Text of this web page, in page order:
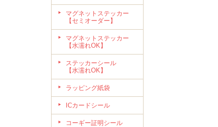
マグネットステッカー
【セミオーダー】
マグネットステッカー
【水濡れOK】
ステッカーシール
【水濡れOK】
ラッピング紙袋
ICカードシール
コーギー証明シール